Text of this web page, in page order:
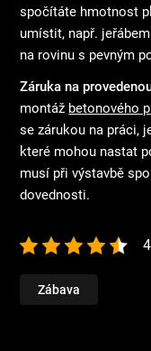
spočítáte hmotnost
umístit, např.
na rovinu s pevným
Záruka na
montáž betonového
se zárukou na práci,
které mohou nastat
musí při výstavbě
dovednosti.
Zábava